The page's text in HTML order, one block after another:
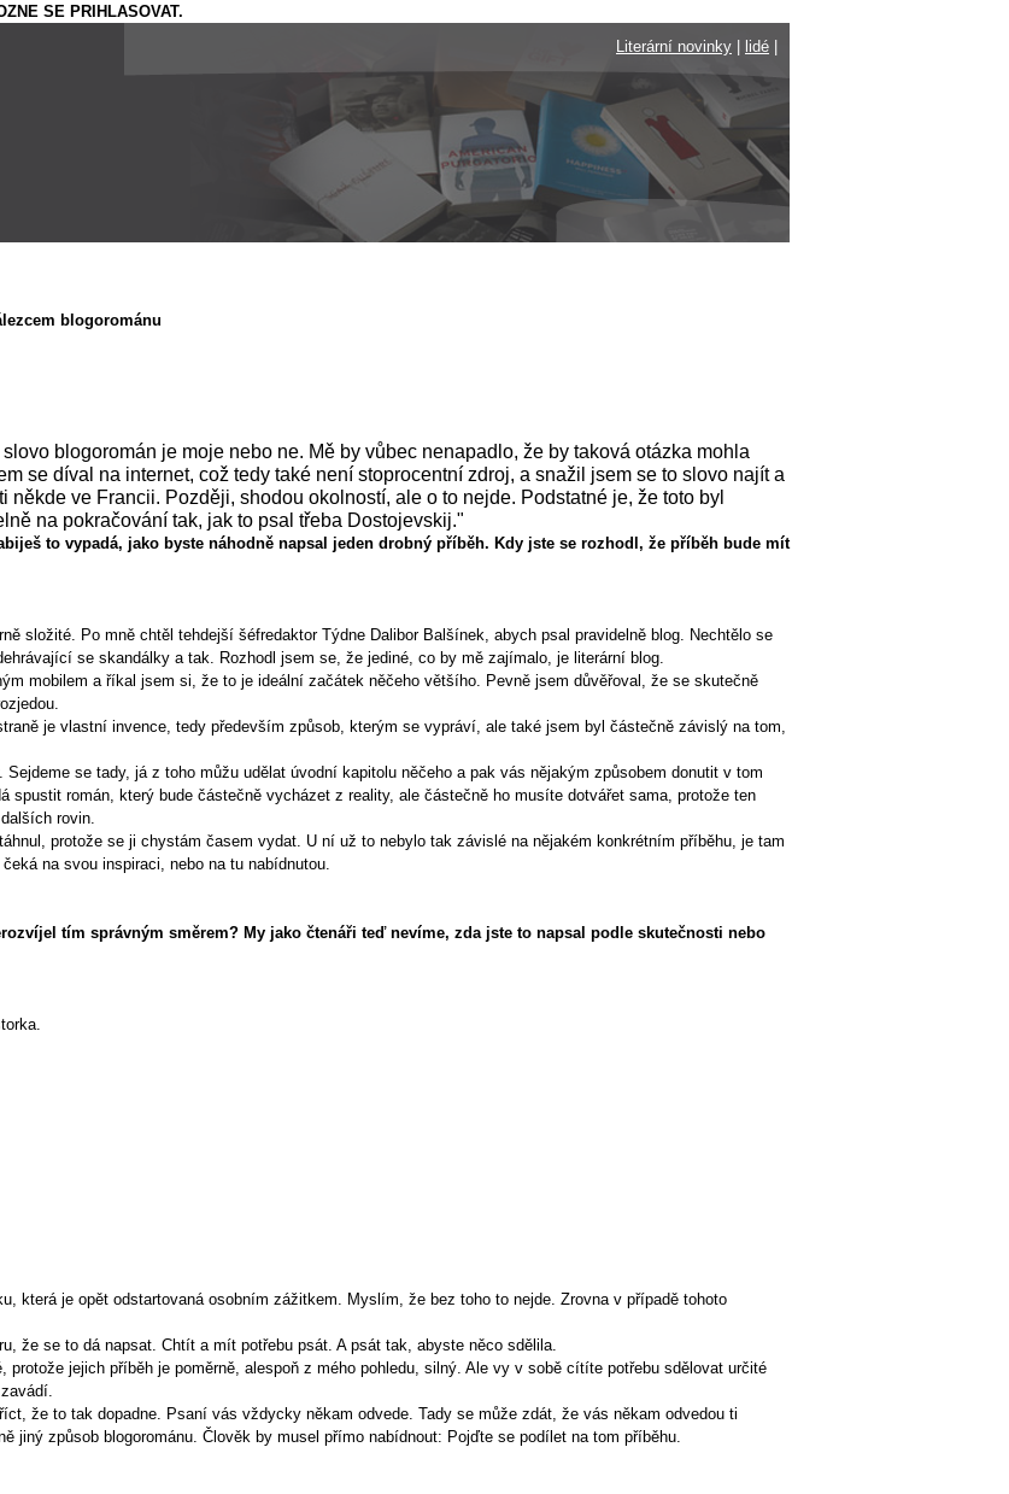
SE PRIHLASOVAT.
Literární novinky
lidé
blogorománu
blogoromán je moje nebo ne. Mě by vůbec nenapadlo, že by taková otázka mohla
se díval na internet, což tedy také není stoprocentní zdroj, a snažil jsem se to slovo najít a
ve Francii. Později, shodou okolností, ale o to nejde. Podstatné je, že toto byl
na pokračování tak, jak to psal třeba Dostojevskij."
to vypadá, jako byste náhodně napsal jeden drobný příběh. Kdy jste se rozhodl, že příběh bude mít
složité. Po mně chtěl tehdejší šéfredaktor Týdne Dalibor Balšínek, abych psal pravidelně blog. Nechtělo se
se skandálky a tak. Rozhodl jsem se, že jediné, co by mě zajímalo, je literární blog.
mobilem a říkal jsem si, že to je ideální začátek něčeho většího. Pevně jsem důvěřoval, že se skutečně
je vlastní invence, tedy především způsob, kterým se vypráví, ale také jsem byl částečně závislý na tom,
se tady, já z toho můžu udělat úvodní kapitolu něčeho a pak vás nějakým způsobem donutit v tom
spustit román, který bude částečně vycházet z reality, ale částečně ho musíte dotvářet sama, protože ten
rovin.
protože se ji chystám časem vydat. U ní už to nebylo tak závislé na nějakém konkrétním příběhu, je tam
na svou inspiraci, nebo na tu nabídnutou.
tím správným směrem? My jako čtenáři teď nevíme, zda jste to napsal podle skutečnosti nebo
která je opět odstartovaná osobním zážitkem. Myslím, že bez toho to nejde. Zrovna v případě tohoto
že se to dá napsat. Chtít a mít potřebu psát. A psát tak, abyste něco sdělila.
jejich příběh je poměrně, alespoň z mého pohledu, silný. Ale vy v sobě cítíte potřebu sdělovat určité
že to tak dopadne. Psaní vás vždycky někam odvede. Tady se může zdát, že vás někam odvedou ti
jiný způsob blogorománu. Člověk by musel přímo nabídnout: Pojďte se podílet na tom příběhu.